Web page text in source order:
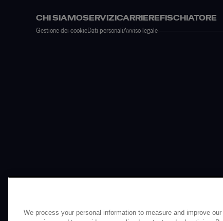
CHI SIAMOSERVIZICARRIEREFISCHIATORE
Gestione dei cookieDati personaliAvviso legale
We process your personal information to measure and improve